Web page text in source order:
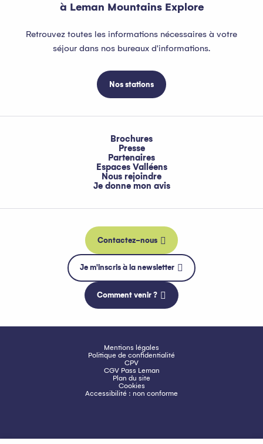
à Leman Mountains Explore
Retrouvez toutes les informations nécessaires à votre
séjour dans nos bureaux d'informations.
Nos stations
Brochures
Presse
Partenaires
Espaces Valléens
Nous rejoindre
Je donne mon avis
Contactez-nous
Je m'inscris à la newsletter
Comment venir ?
Mentions légales
Politique de confidentialité
CPV
CGV Pass Leman
Plan du site
Cookies
Accessibilité : non conforme